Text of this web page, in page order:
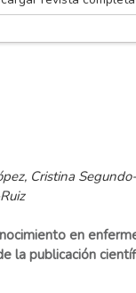
Cristina
en
la publicación